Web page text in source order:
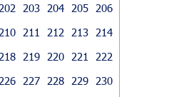
202 203 204 205
206
210 211 212 213
214
218 219 220 221
222
226 227 228 229
230